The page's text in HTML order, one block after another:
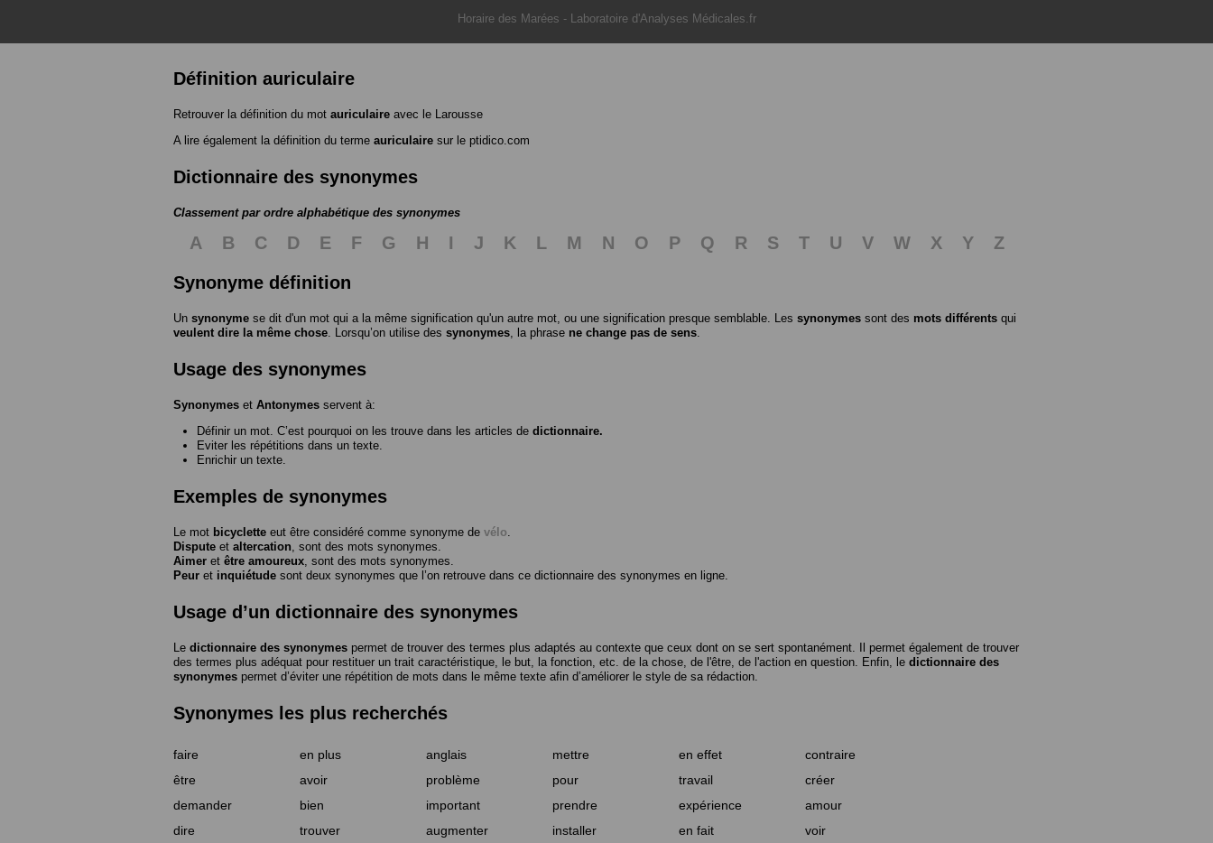
Horaire des Marées - Laboratoire d'Analyses Médicales.fr
Définition auriculaire
Retrouver la définition du mot auriculaire avec le Larousse
A lire également la définition du terme auriculaire sur le ptidico.com
Dictionnaire des synonymes
Classement par ordre alphabétique des synonymes
A B C D E F G H I J K L M N O P Q R S T U V W X Y
Z
Synonyme définition
Un synonyme se dit d'un mot qui a la même signification qu'un autre mot, ou une signification presque semblable. Les synonymes sont des mots différents qui
veulent dire la même chose . Lorsqu’on utilise des synonymes , la phrase ne change pas de sens
Usage des synonymes
Synonymes et Antonymes servent à:
Définir un mot. C’est pourquoi on les trouve dans les articles de dictionnaire.
Eviter les répétitions dans un texte.
Enrichir un texte.
Exemples de synonymes
Le mot bicyclette eut être considéré comme synonyme de vélo
Dispute et altercation , sont des mots synonymes.
Aimer et être amoureux , sont des mots synonymes.
Peur et inquiétude sont deux synonymes que l’on retrouve dans ce dictionnaire des synonymes en ligne.
Usage d’un dictionnaire des synonymes
Le dictionnaire des synonymes permet de trouver des termes plus adaptés au contexte que ceux dont on se sert spontanément. Il permet également de trouver
des termes plus adéquat pour restituer un trait caractéristique, le but, la fonction, etc. de la chose, de l'être, de l'action en question. Enfin, le dictionnaire des
synonymes permet d’éviter une répétition de mots dans le même texte afin d’améliorer le style de sa rédaction.
Synonymes les plus recherchés
faire en plus anglais mettre en effet
contraire
être
avoir problème pour travail
créer
demander
bien important prendre expérience
amour
dire
trouver augmenter installer en fait voir